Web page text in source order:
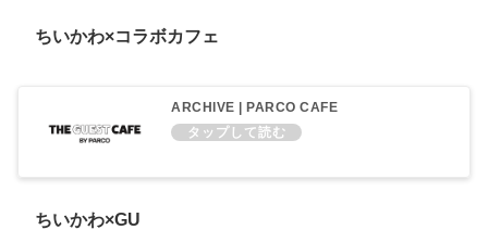
ちいかわ×コラボカフェ
ARCHIVE | PARCO CAFE
ちいかわ×GU